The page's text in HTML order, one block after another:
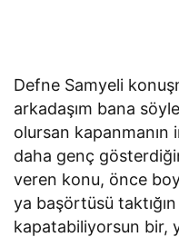
Defne Samyeli
arkadaşım bana
olursan kapanmanın
daha genç
veren konu, önce
ya başörtüsü
kapatabiliyorsun bir,